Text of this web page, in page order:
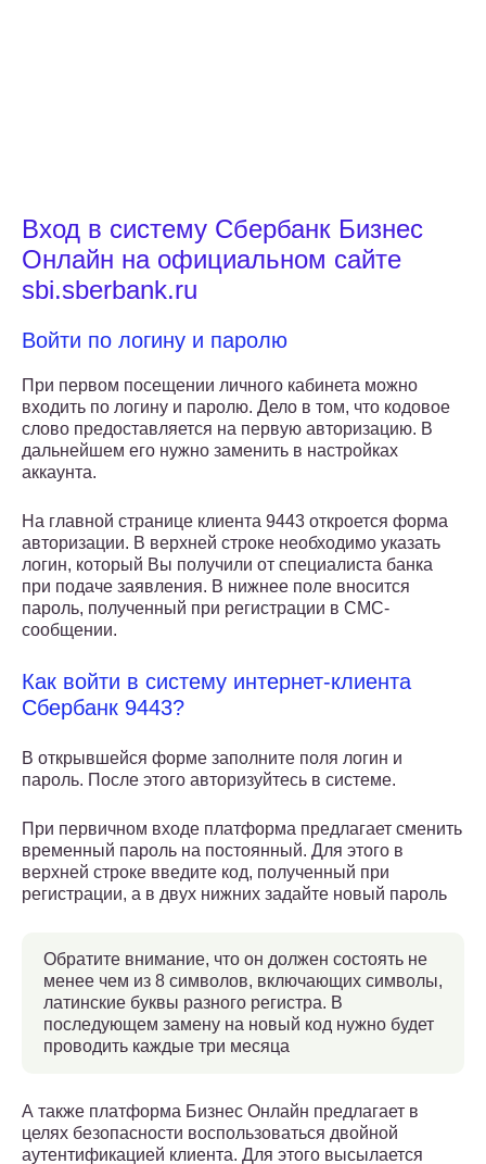
Вход в систему Сбербанк Бизнес
Онлайн на официальном сайте
sbi.sberbank.ru
Войти по логину и паролю
При первом посещении личного кабинета можно
входить по логину и паролю. Дело в том, что кодовое
слово предоставляется на первую авторизацию. В
дальнейшем его нужно заменить в настройках
аккаунта.
На главной странице клиента 9443 откроется форма
авторизации. В верхней строке необходимо указать
логин, который Вы получили от специалиста банка
при подаче заявления. В нижнее поле вносится
пароль, полученный при регистрации в СМС-
сообщении.
Как войти в систему интернет-клиента
Сбербанк 9443?
В открывшейся форме заполните поля логин и
пароль. После этого авторизуйтесь в системе.
При первичном входе платформа предлагает сменить
временный пароль на постоянный. Для этого в
верхней строке введите код, полученный при
регистрации, а в двух нижних задайте новый пароль
Обратите внимание, что он должен состоять не
менее чем из 8 символов, включающих символы,
латинские буквы разного регистра. В
последующем замену на новый код нужно будет
проводить каждые три месяца
А также платформа Бизнес Онлайн предлагает в
целях безопасности воспользоваться двойной
аутентификацией клиента. Для этого высылается